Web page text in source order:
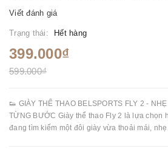
Viết đánh giá
Trạng thái: Hết hàng
399.000₫
599.000₫
👟 GIÀY THỂ THAO BELSPORTS FLY 2 -
TỪNG BƯỚC Giày thể thao Fly 2 là lựa chọn
đang tìm kiếm một đôi giày vừa thoải mái,